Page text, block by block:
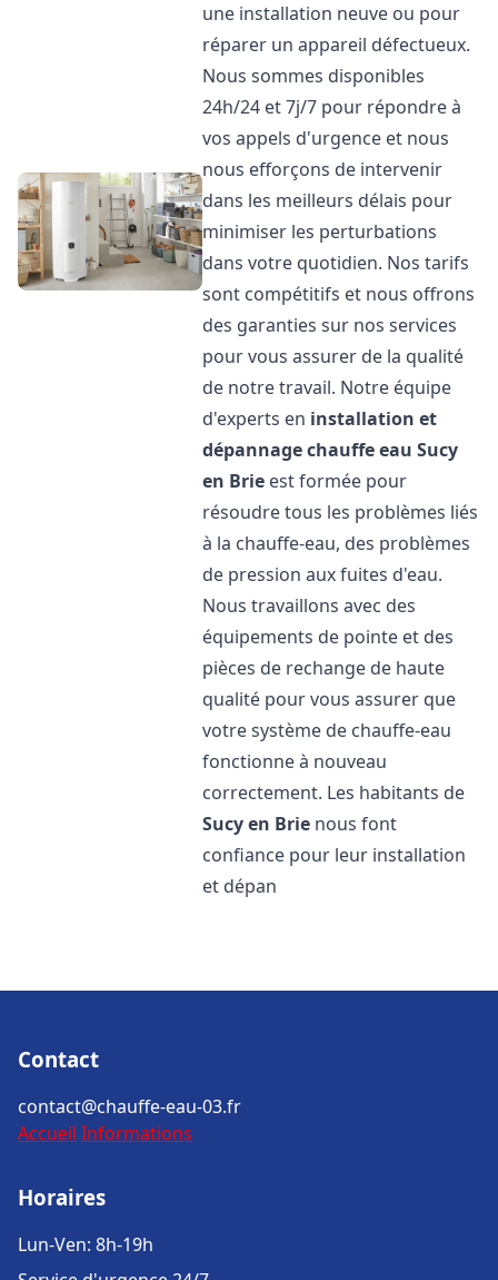
une installation neuve ou pour
réparer un appareil défectueux.
Nous sommes disponibles
24h/24 et 7j/7 pour répondre à
vos appels d'urgence et nous
nous efforçons de intervenir
dans les meilleurs délais pour
minimiser les perturbations
dans votre quotidien. Nos tarifs
sont compétitifs et nous offrons
des garanties sur nos services
pour vous assurer de la qualité
de notre travail. Notre équipe
d'experts en installation et
dépannage chauffe eau Sucy
en Brie est formée pour
résoudre tous les problèmes liés
à la chauffe-eau, des problèmes
de pression aux fuites d'eau.
Nous travaillons avec des
équipements de pointe et des
pièces de rechange de haute
qualité pour vous assurer que
votre système de chauffe-eau
fonctionne à nouveau
correctement. Les habitants de
Sucy en Brie nous font
confiance pour leur installation
et dépan
Contact
contact@chauffe-eau-03.fr
Accueil Informations
Horaires
Lun-Ven: 8h-19h